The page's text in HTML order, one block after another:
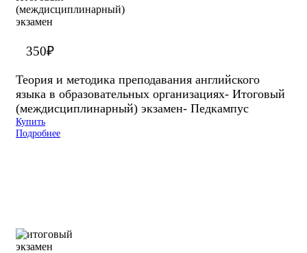
350₽
Теория и методика преподавания английского
языка в образовательных организациях- Итоговый
(междисциплинарный) экзамен- Педкампус
Купить
Подробнее